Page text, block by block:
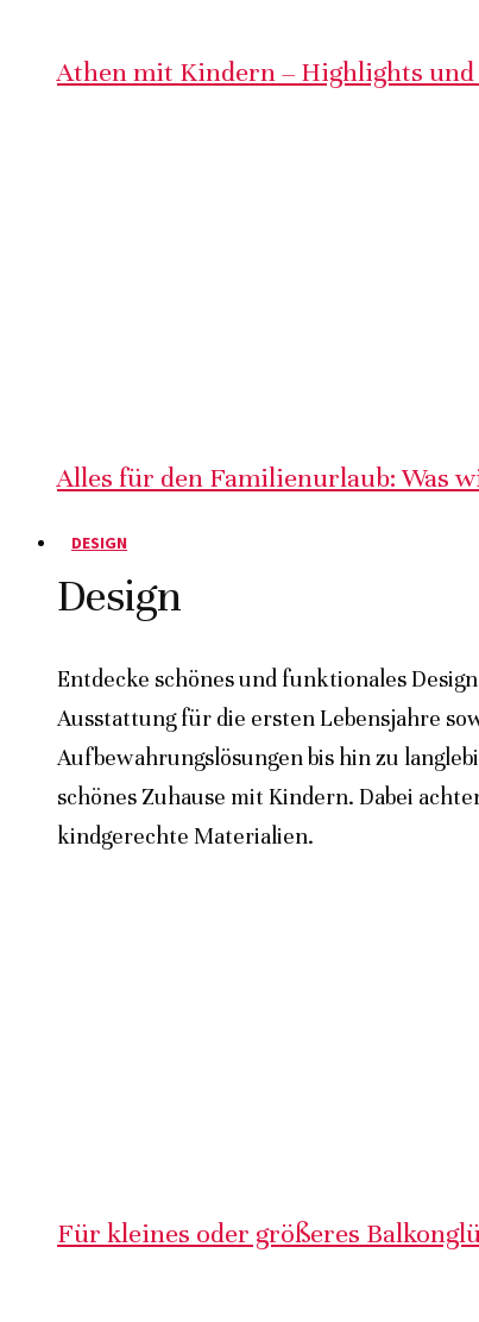
Athen mit Kindern – Highlights
Alles für den Familienurlaub: Was
DESIGN
Design
Entdecke schönes und funktionales
Ausstattung für die ersten Lebensjahre
Aufbewahrungslösungen bis hin zu
schönes Zuhause mit Kindern. Dabei
kindgerechte Materialien.
Für kleines oder größeres